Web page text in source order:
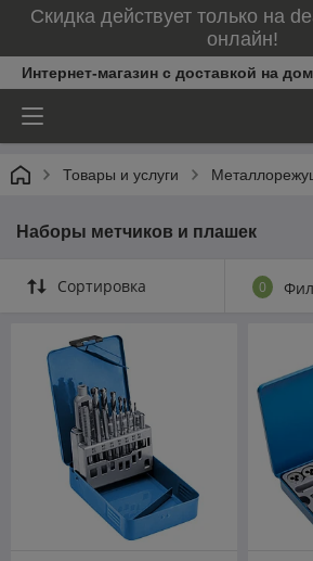
Скидка действует только на
онлайн!
Интернет-магазин с доставкой на
Товары и услуги
Наборы метчиков и плашек
Сортировка 0